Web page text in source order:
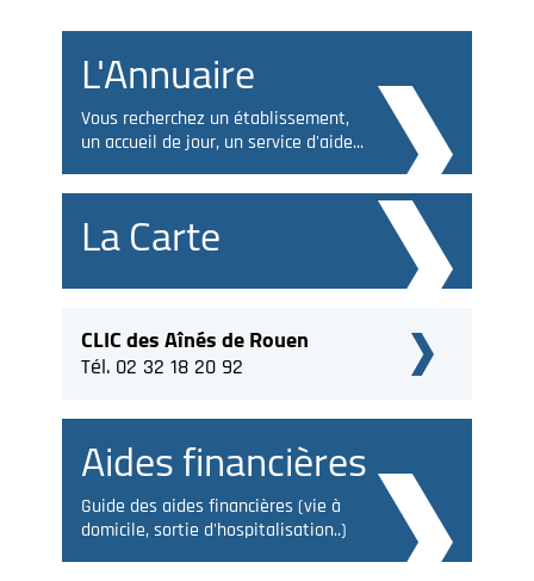
L'Annuaire
Vous recherchez un établissement,
un accueil de jour, un service d'aide...
La Carte
CLIC des Aînés de Rouen
Tél. 02 32 18 20 92
Aides financières
Guide des aides financières (vie à
domicile, sortie d'hospitalisation..)